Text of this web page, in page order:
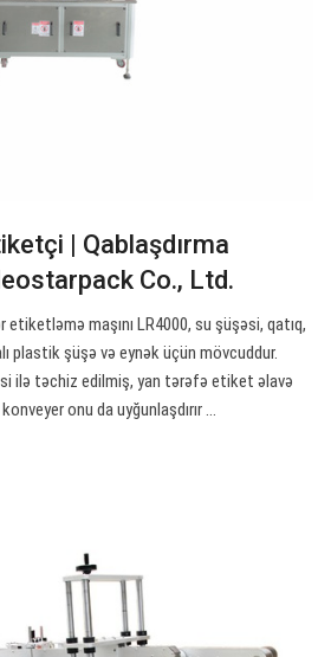
| Qablaşdırma
Co., Ltd.
maşını LR4000, su şüşəsi, qatıq,
plastik şüşə və eynək üçün mövcuddur.
ilə təchiz edilmiş, yan tərəfə etiket əlavə
onu da uyğunlaşdırır ...